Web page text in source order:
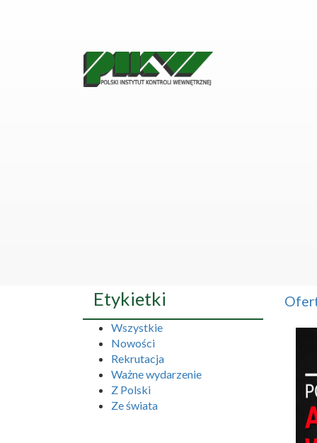
Etykietki
Wszystkie
Nowości
Rekrutacja
Ważne wydarzenie
Z Polski
Ze świata